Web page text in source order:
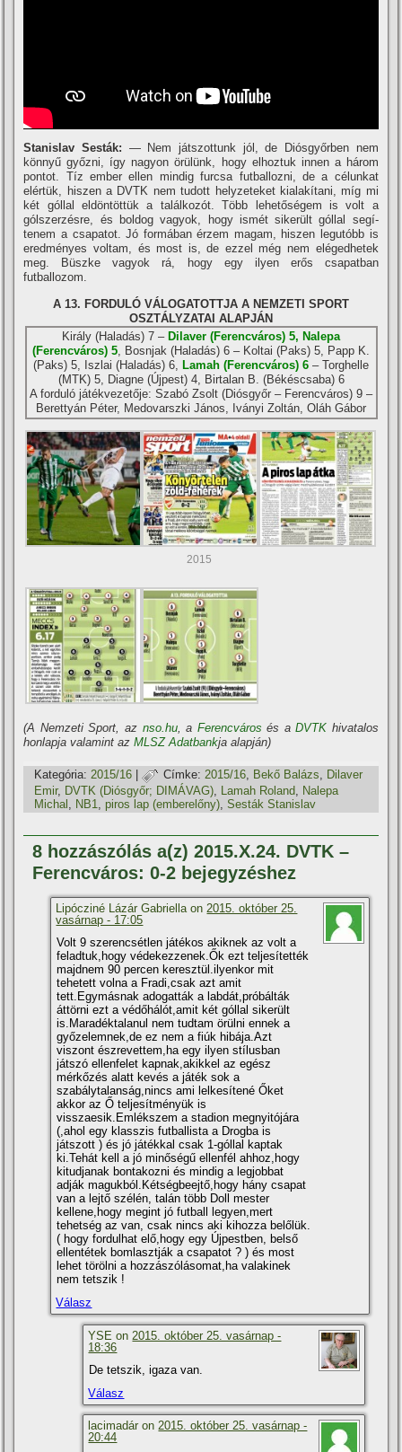
Stanislav Sesták: — Nem játszottunk jól, de Diósgyőrben nem
könnyű győzni, í­gy nagyon örülünk, hogy elhoztuk innen a három
pontot. Tí­z ember ellen mindig furcsa futballozni, de a célunkat
elértük, hiszen a DVTK nem tudott helyzeteket kialakí­tani, mí­g mi
két góllal eldöntöttük a találkozót. Több lehetőségem is volt a
gólszerzésre, és boldog vagyok, hogy ismét sikerült góllal segí­
tenem a csapatot. Jó formában érzem magam, hiszen legutóbb is
eredményes voltam, és most is, de ezzel még nem elégedhetek
meg. Büszke vagyok rá, hogy egy ilyen erős csapatban
futballozom.
A 13. FORDULÓ VÁLOGATOTTJA A NEMZETI SPORT
OSZTÁLYZATAI ALAPJÁN
Király (Haladás) 7 –Dilaver (Ferencváros) 5, Nalepa
(Ferencváros) 5 , Bosnjak (Haladás) 6 – Koltai (Paks) 5, Papp K.
(Paks) 5, Iszlai (Haladás) 6,Lamah (Ferencváros) 6– Torghelle
(MTK) 5, Diagne (Újpest) 4, Birtalan B. (Békéscsaba) 6
A forduló játékvezetője: Szabó Zsolt (Diósgyőr – Ferencváros) 9 –
Berettyán Péter, Medovarszki János, Iványi Zoltán, Oláh Gábor
2015
(A Nemzeti Sport, az nso.hu, a Ferencváros és aDVTK hivatalos
honlapja valamint azMLSZ Adatbankja alapján)
Kategória: 2015/16 Címke: 2015/16 Bekő Balázs
Dilaver
Emir, DVTK (Diósgyőr; DIMÁVAG) Lamah Roland Nalepa
Michal
NB1 ,piros lap (emberelőny) ,Sesták Stanislav
8 hozzászólás a(z) 2015.X.24. DVTK –
Ferencváros: 0-2 bejegyzéshez
Lipócziné Lázár Gabriella on 2015. október 25.
vasárnap - 17:05
Volt 9 szerencsétlen játékos akiknek az volt a
feladtuk,hogy védekezzenek.Ők ezt teljesí­tették
majdnem 90 percen keresztül.ilyenkor mit
tehetett volna a Fradi,csak azt amit
tett.Egymásnak adogatták a labdát,próbálták
áttörni ezt a védőhálót,amit két góllal sikerült
is.Maradéktalanul nem tudtam örülni ennek a
győzelemnek,de ez nem a fiúk hibája.Azt
viszont észrevettem,ha egy ilyen stí­lusban
játszó ellenfelet kapnak,akikkel az egész
mérkőzés alatt kevés a játék sok a
szabálytalanság,nincs ami lelkesí­tené Őket
akkor az Ő teljesí­tményük is
visszaesik.Emlékszem a stadion megnyitójára
(,ahol egy klasszis futballista a Drogba is
játszott ) és jó játékkal csak 1-góllal kaptak
ki.Tehát kell a jó minőségű ellenfél ahhoz,hogy
kitudjanak bontakozni és mindig a legjobbat
adják magukból.Kétségbeejtő,hogy hány csapat
van a lejtő szélén, talán több Doll mester
kellene,hogy megint jó futball legyen,mert
tehetség az van, csak nincs aki kihozza belőlük.
( hogy fordulhat elő,hogy egy Újpestben, belső
ellentétek bomlasztják a csapatot ? ) és most
lehet törölni a hozzászólásomat,ha valakinek
nem tetszik !
Válasz
YSE on2015. október 25. vasárnap -
18:36
De tetszik, igaza van.
Válasz
lacimadár on2015. október 25. vasárnap -
20:44